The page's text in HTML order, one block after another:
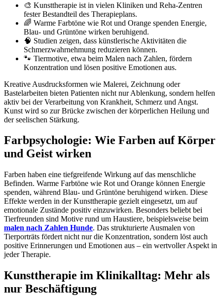
🎨 Kunsttherapie ist in vielen Kliniken und Reha-Zentren
fester Bestandteil des Therapieplans.
🌈 Warme Farbtöne wie Rot und Orange spenden Energie,
Blau- und Grüntöne wirken beruhigend.
🧠 Studien zeigen, dass künstlerische Aktivitäten die
Schmerzwahrnehmung reduzieren können.
🐾 Tiermotive, etwa beim Malen nach Zahlen, fördern
Konzentration und lösen positive Emotionen aus.
Kreative Ausdrucksformen wie Malerei, Zeichnung oder
Bastelarbeiten bieten Patienten nicht nur Ablenkung, sondern helfen
aktiv bei der Verarbeitung von Krankheit, Schmerz und Angst.
Kunst wird so zur Brücke zwischen der körperlichen Heilung und
der seelischen Stärkung.
Farbpsychologie: Wie Farben auf Körper
und Geist wirken
Farben haben eine tiefgreifende Wirkung auf das menschliche
Befinden. Warme Farbtöne wie Rot und Orange können Energie
spenden, während Blau- und Grüntöne beruhigend wirken. Diese
Effekte werden in der Kunsttherapie gezielt eingesetzt, um auf
emotionale Zustände positiv einzuwirken. Besonders beliebt bei
Tierfreunden sind Motive rund um Haustiere, beispielsweise beim
malen nach Zahlen Hunde. Das strukturierte Ausmalen von
Tierporträts fördert nicht nur die Konzentration, sondern löst auch
positive Erinnerungen und Emotionen aus – ein wertvoller Aspekt in
jeder Therapie.
Kunsttherapie im Klinikalltag: Mehr als
nur Beschäftigung